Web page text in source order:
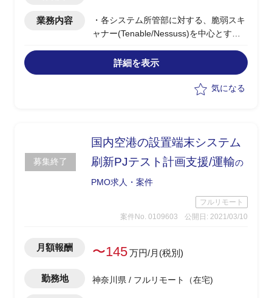
業務内容
・各システム所管部に対する、脆弱スキ
ャナー(Tenable/Nessuss)を中心とする
下実務
-PMO実務
-脆弱性管理の各種方針定義
詳細を表示
気になる
募集終了
国内空港の設置端末システム
刷新PJテスト計画支援/運輸の
PMO求人・案件
フルリモート
案件No. 0109603
公開日: 2021/03/10
月額報酬 〜145万円/月(税別)
勤務地 神奈川県 / フルリモート（在宅)